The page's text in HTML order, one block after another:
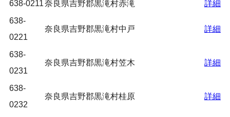
638-0211奈良県吉野郡黒滝村赤滝
詳細
638-
0221
奈良県吉野郡黒滝村中戸 詳細
638-
0231
奈良県吉野郡黒滝村笠木 詳細
638-
0232
奈良県吉野郡黒滝村桂原 詳細